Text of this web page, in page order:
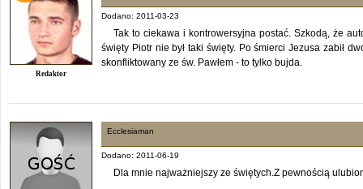
Redaktor
Dodano: 2011-03-23
Tak to ciekawa i kontrowersyjna postać. Szkodą, że
święty Piotr nie był taki święty. Po śmierci Jezusa zabił
skonfliktowany ze św. Pawłem - to tylko bujda.
Ecclesiaman
Dodano: 2011-06-19
Dla mnie najważniejszy ze świętych.Z pewnością